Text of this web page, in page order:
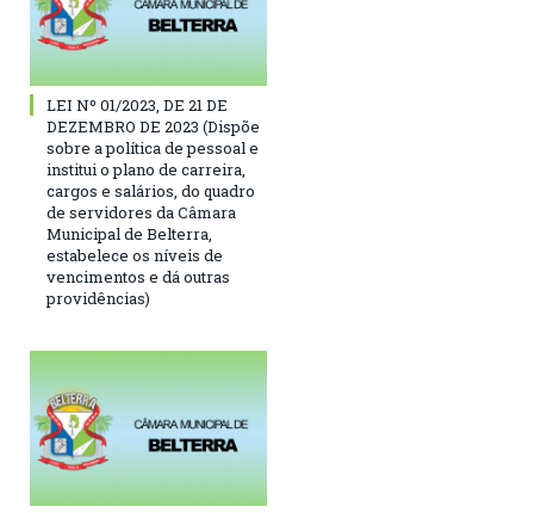
LEI Nº 01/2023, DE 21 DE
DEZEMBRO DE 2023 (Dispõe
sobre a política de pessoal e
institui o plano de carreira,
cargos e salários, do quadro
de servidores da Câmara
Municipal de Belterra,
estabelece os níveis de
vencimentos e dá outras
providências)